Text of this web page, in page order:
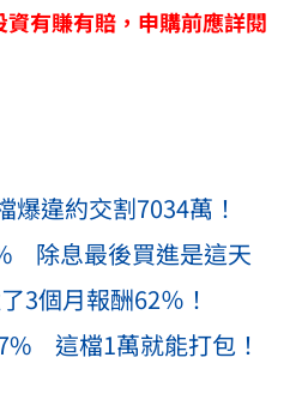
資有賺有賠，申購前應詳閱
違約交割7034萬！
除息最後買進是這天
3個月報酬62％！
這檔1萬就能打包！